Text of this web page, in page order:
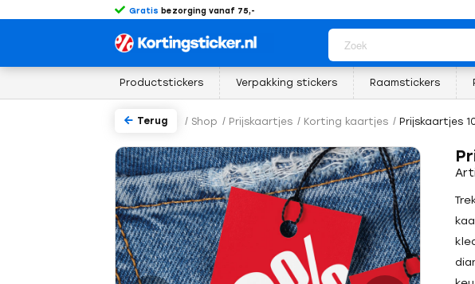
Gratis bezorging vanaf 75,-
/ Shop / Prijskaartjes / Korting kaartjes / Prijskaartjes
Productstickers Verpakking stickers Raamstickers
Terug